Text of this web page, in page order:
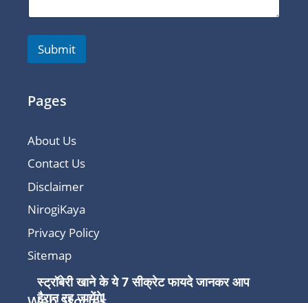
Submit
Pages
About Us
Contact Us
Disclaimer
NirogiKaya
Privacy Policy
Sitemap
स्ट्रॉबेरी खाने के ये 7 सीक्रेट फायदे जानकर आप
हैरान रह जायेंगे!